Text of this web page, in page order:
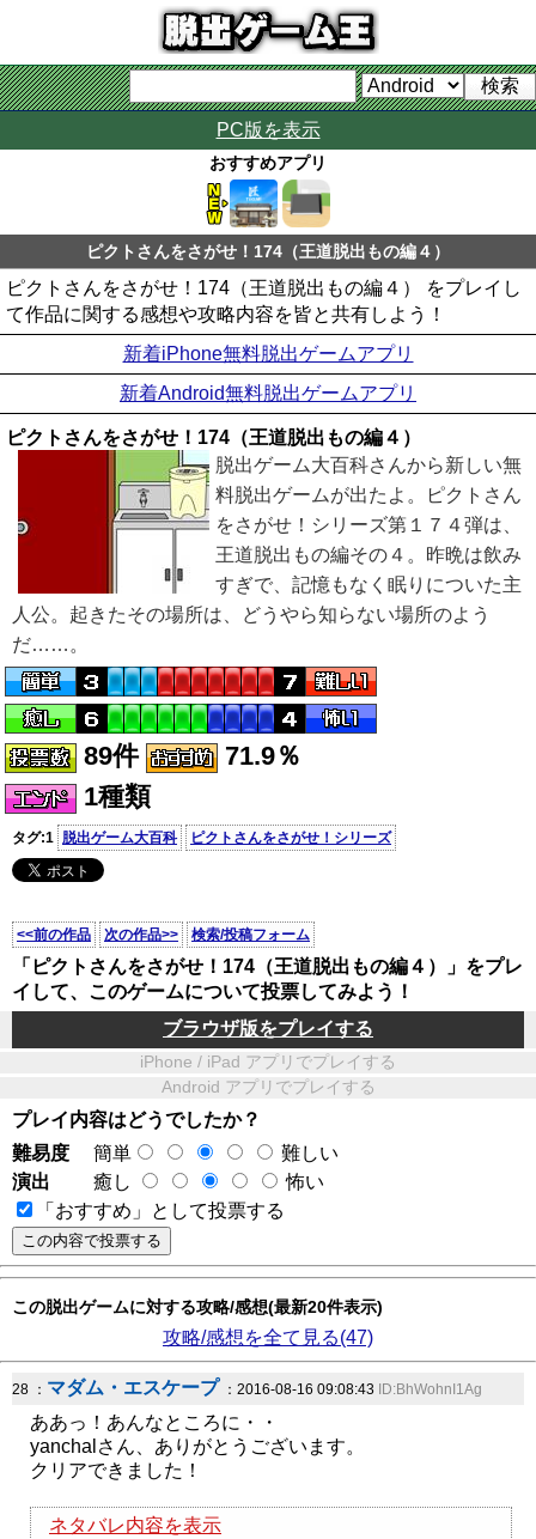
PC版を表示
おすすめアプリ
ピクトさんをさがせ！174（王道脱出もの編４）
ピクトさんをさがせ！174（王道脱出もの編４） をプレイし
て作品に関する感想や攻略内容を皆と共有しよう！
新着iPhone無料脱出ゲームアプリ
新着Android無料脱出ゲームアプリ
ピクトさんをさがせ！174（王道脱出もの編４）
脱出ゲーム大百科さんから新しい無
料脱出ゲームが出たよ。ピクトさん
をさがせ！シリーズ第１７４弾は、
王道脱出もの編その４。昨晩は飲み
すぎで、記憶もなく眠りについた主
人公。起きたその場所は、どうやら知らない場所のよう
だ……。
89件
71.9％
1種類
タグ:1 脱出ゲーム大百科 ピクトさんをさがせ！シリーズ
<<前の作品 次の作品>> 検索/投稿フォーム
「ピクトさんをさがせ！174（王道脱出もの編４）」をプレ
イして、このゲームについて投票してみよう！
ブラウザ版をプレイする
iPhone / iPad アプリでプレイする
Android アプリでプレイする
プレイ内容はどうでしたか？
難易度
簡単
難しい
演出
癒し
怖い
「おすすめ」として投票する
この脱出ゲームに対する攻略/感想(最新20件表示)
攻略/感想を全て見る(47)
28 ： マダム・エスケープ ：2016-08-16 09:08:43 ID:BhWohnI1Ag
ああっ！あんなところに・・
yanchalさん、ありがとうございます。
クリアできました！
ネタバレ内容を表示